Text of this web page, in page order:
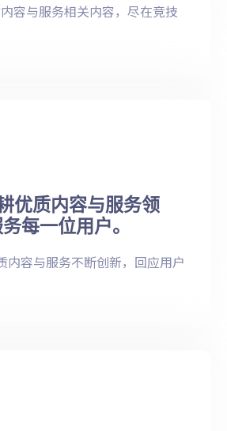
容与服务相关内容，尽在竞技
优质内容与服务领
每一位用户。
内容与服务不断创新，回应用户